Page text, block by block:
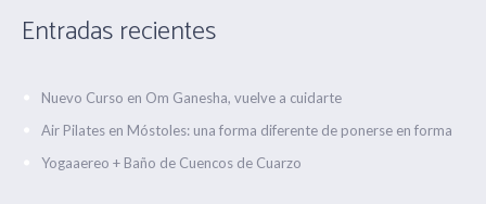
Entradas recientes
Nuevo Curso en Om Ganesha, vuelve a cuidarte
Air Pilates en Móstoles: una forma diferente de ponerse en forma
Yogaaereo + Baño de Cuencos de Cuarzo